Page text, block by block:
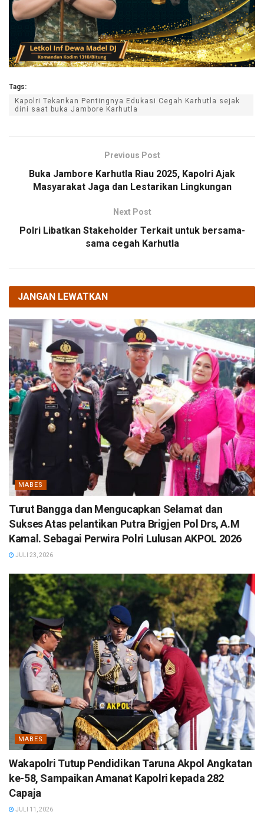
Tags:
Kapolri Tekankan Pentingnya Edukasi Cegah Karhutla sejak
dini saat buka Jambore Karhutla
Previous Post
Buka Jambore Karhutla Riau 2025, Kapolri Ajak
Masyarakat Jaga dan Lestarikan Lingkungan
Next Post
Polri Libatkan Stakeholder Terkait untuk bersama-
sama cegah Karhutla
JANGAN LEWATKAN
MABES
Turut Bangga dan Mengucapkan Selamat dan
Sukses Atas pelantikan Putra Brigjen Pol Drs, A.M
Kamal. Sebagai Perwira Polri Lulusan AKPOL 2026
JULI 23, 2026
MABES
Wakapolri Tutup Pendidikan Taruna Akpol Angkatan
ke-58, Sampaikan Amanat Kapolri kepada 282
Capaja
JULI 11, 2026